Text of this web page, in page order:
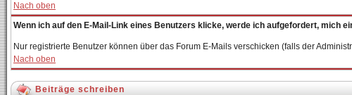
Nach oben
Wenn ich auf den E-Mail-Link eines Benutzers klicke, werde ich aufgefordert, mich
Nur registrierte Benutzer können über das Forum E-Mails verschicken (falls der
Nach oben
Beiträge schreiben